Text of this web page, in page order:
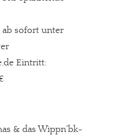
ab sofort unter
Eintritt:
& das Wippn’bk-